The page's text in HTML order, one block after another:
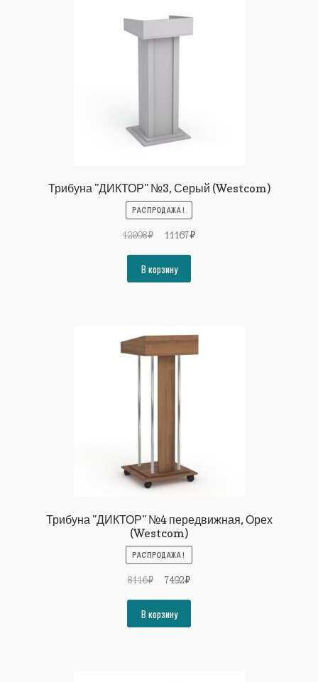
Трибуна "ДИКТОР" №3, Серый (Westcom)
РАСПРОДАЖА!
12098₽
Первоначальная
составляла
12098₽.
11167₽Текущая
В корзину
Трибуна "ДИКТОР" №4 передвижная, Орех
(Westcom)
РАСПРОДАЖА!
8116₽
Первоначальная
составляла
8116₽.
7492₽Текущая
В корзину